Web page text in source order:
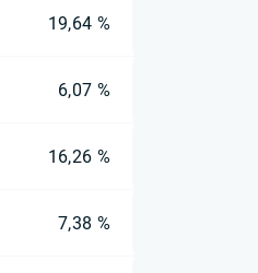
19,64 %
6,07 %
16,26 %
7,38 %